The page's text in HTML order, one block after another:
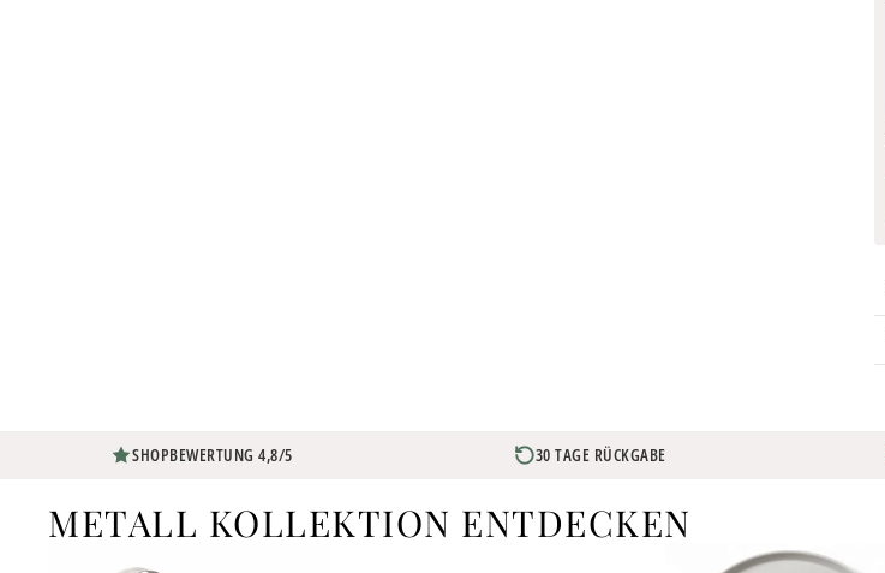
SHOPBEWERTUNG 4,8/5 30 TAGE RÜCKGABE
METALL KOLLEKTION ENTDECKEN